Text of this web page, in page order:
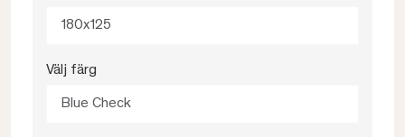
180x125
Välj färg
Blue Check